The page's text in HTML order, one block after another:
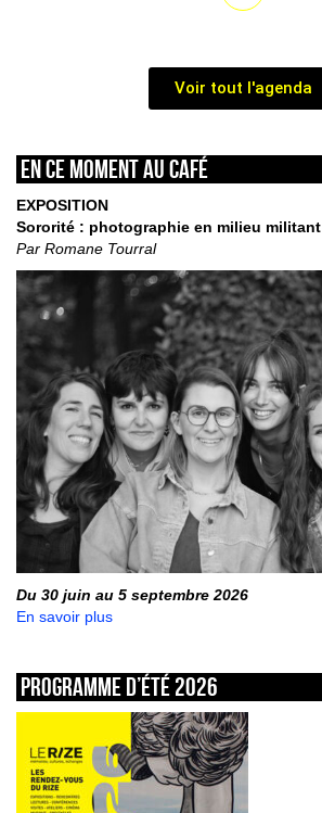
Voir tout l'agenda
En ce moment au café
EXPOSITION
Sororité : photographie en milieu militant
Par Romane Tourral
Du 30 juin au 5 septembre 2026
En savoir plus
Programme d’été 2026